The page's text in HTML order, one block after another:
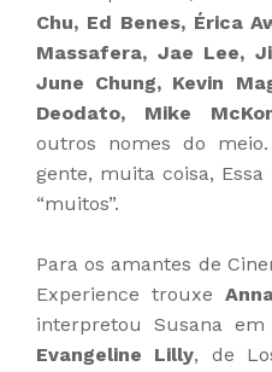
Chu, Ed Benes, Érica
Massafera, Jae Lee,
June Chung, Kevin
Deodato, Mike
outros nomes do
gente, muita coisa,
“muitos”.
Para os amantes de
Experience trouxe
interpretou Susana
Evangeline Lilly, de